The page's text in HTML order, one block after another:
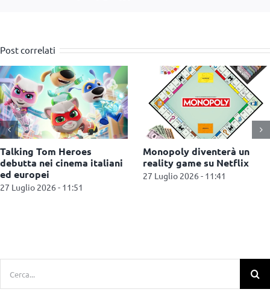
Post correlati
Hasbro annuncia una
partnership con Nintendo
per The Legend of Zelda
22 Luglio 2026 - 12:12
Funko: quattro nuove
collezioni per la linea
Mystery